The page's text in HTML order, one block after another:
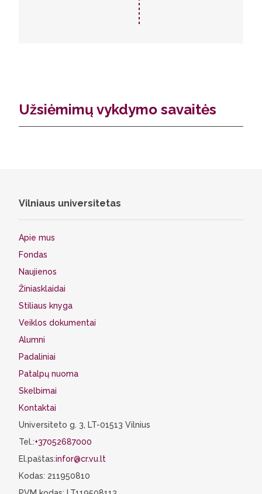
Užsiėmimų vykdymo savaitės
Vilniaus universitetas
Apie mus
Fondas
Naujienos
Žiniasklaidai
Stiliaus knyga
Veiklos dokumentai
Alumni
Padaliniai
Patalpų nuoma
Skelbimai
Kontaktai
Universiteto g. 3, LT-01513 Vilnius
Tel.:+37052687000
El.paštas:infor@cr.vu.lt
Kodas: 211950810